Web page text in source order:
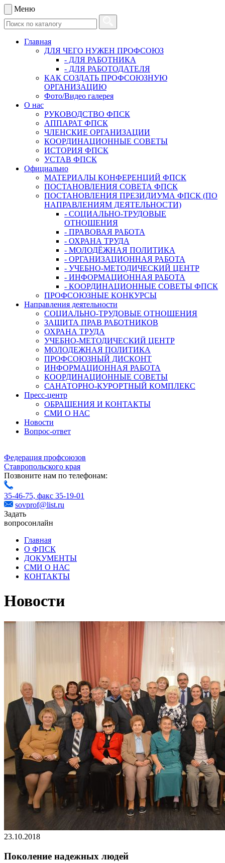
Меню
Главная
ДЛЯ ЧЕГО НУЖЕН ПРОФСОЮЗ
- ДЛЯ РАБОТНИКА
- ДЛЯ РАБОТОДАТЕЛЯ
КАК СОЗДАТЬ ПРОФСОЮЗНУЮ
ОРГАНИЗАЦИЮ
Фото/Видео галерея
О нас
РУКОВОДСТВО ФПСК
АППАРАТ ФПСК
ЧЛЕНСКИЕ ОРГАНИЗАЦИИ
КООРДИНАЦИОННЫЕ СОВЕТЫ
ИСТОРИЯ ФПСК
УСТАВ ФПСК
Официально
МАТЕРИАЛЫ КОНФЕРЕНЦИЙ ФПСК
ПОСТАНОВЛЕНИЯ СОВЕТА ФПСК
ПОСТАНОВЛЕНИЯ ПРЕЗИДИУМА ФПСК (ПО
НАПРАВЛЕНИЯМ ДЕЯТЕЛЬНОСТИ)
- СОЦИАЛЬНО-ТРУДОВЫЕ
ОТНОШЕНИЯ
- ПРАВОВАЯ РАБОТА
- ОХРАНА ТРУДА
- МОЛОДЁЖНАЯ ПОЛИТИКА
- ОРГАНИЗАЦИОННАЯ РАБОТА
- УЧЕБНО-МЕТОДИЧЕСКИЙ ЦЕНТР
- ИНФОРМАЦИОННАЯ РАБОТА
- КООРДИНАЦИОННЫЕ СОВЕТЫ ФПСК
ПРОФСОЮЗНЫЕ КОНКУРСЫ
Направления деятельности
СОЦИАЛЬНО-ТРУДОВЫЕ ОТНОШЕНИЯ
ЗАЩИТА ПРАВ РАБОТНИКОВ
ОХРАНА ТРУДА
УЧЕБНО-МЕТОДИЧЕСКИЙ ЦЕНТР
МОЛОДЕЖНАЯ ПОЛИТИКА
ПРОФСОЮЗНЫЙ ДИСКОНТ
ИНФОРМАЦИОННАЯ РАБОТА
КООРДИНАЦИОННЫЕ СОВЕТЫ
САНАТОРНО-КУРОРТНЫЙ КОМПЛЕКС
Пресс-центр
ОБРАЩЕНИЯ И КОНТАКТЫ
СМИ О НАС
Новости
Вопрос-ответ
Федерация профсоюзов
Ставропольского края
Позвоните нам по телефонам:
35-46-75, факс 35-19-01
sovprof@list.ru
Задать
вопросонлайн
Главная
О ФПСК
ДОКУМЕНТЫ
СМИ О НАС
КОНТАКТЫ
Новости
23.10.2018
Поколение надежных людей